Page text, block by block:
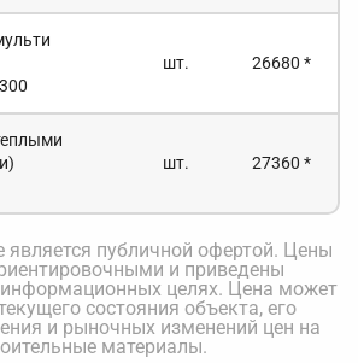
шт. 26680 *
шт. 27360 *
публичной офертой. Цены
и приведены
целях. Цена может
состояния объекта, его
и рыночных изменений цен на
материалы.